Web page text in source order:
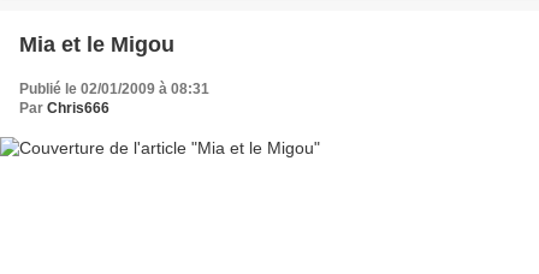
Mia et le Migou
Publié le 02/01/2009 à 08:31
Par Chris666